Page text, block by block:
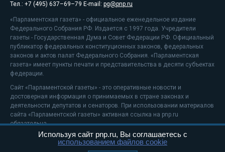
Тел.: +7 (495) 637–69–79 E-mail: pg@pnp.ru
«Парламентская газета» - официальное еженедельное издание
Федерального Собрания РФ. Издается с 1997 года. Учредители
газеты - Государственная Дума и Совет Федерации РФ. Официальный
публикатор федеральных конституционных законов, федеральных
законов и актов палат Федерального Собрания. «Парламентская
газета» имеет пункты печати и представительства в десяти субъектах
федерации.
Сайт «Парламентской газеты» - это оперативные новости и
достоверная информация о принимаемых в стране законах и
деятельности депутатов и сенаторов. При использовании материалов
сайта «Парламентской газеты» активная ссылка на pnp.ru
обязательна.
На информационном ресурсе применяютсярекомендательные
Используя сайт pnp.ru, Вы соглашаетесь с
использованием файлов cookie